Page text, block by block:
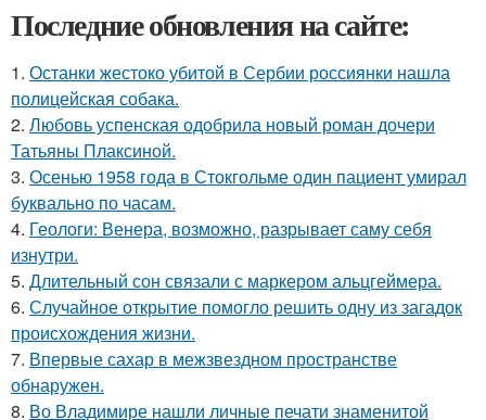
Последние обновления на сайте:
1. Останки жестоко убитой в Сербии россиянки нашла
полицейская собака.
2. Любовь успенская одобрила новый роман дочери
Татьяны Плаксиной.
3. Осенью 1958 года в Стокгольме один пациент умирал
буквально по часам.
4. Геологи: Венера, возможно, разрывает саму себя
изнутри.
5. Длительный сон связали с маркером альцгеймера.
6. Случайное открытие помогло решить одну из загадок
происхождения жизни.
7. Впервые сахар в межзвездном пространстве
обнаружен.
8. Во Владимире нашли личные печати знаменитой